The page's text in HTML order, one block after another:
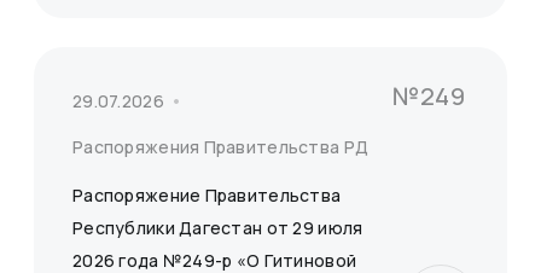
29.07.2026
Распоряжения Правительства РД
№249
Распоряжение Правительства
Республики Дагестан от 29 июля
2026 года №249-р «О Гитиновой